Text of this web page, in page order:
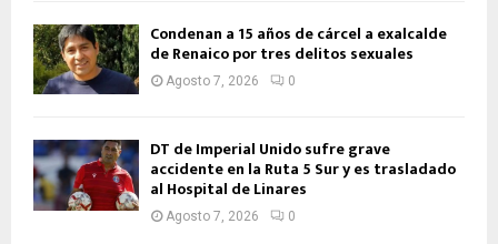
Condenan a 15 años de cárcel a exalcalde
de Renaico por tres delitos sexuales
Agosto 7, 2026 0
DT de Imperial Unido sufre grave
accidente en la Ruta 5 Sur y es trasladado
al Hospital de Linares
Agosto 7, 2026 0